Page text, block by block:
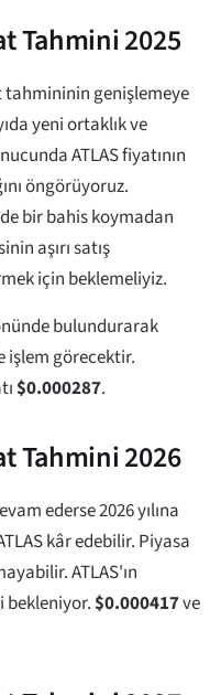
Tahmini 2025
tahmininin genişlemeye
yeni ortaklık ve
ATLAS fiyatının
öngörüyoruz.
bir bahis koymadan
aşırı satış
için beklemeliyiz.
bulundurarak
işlem görecektir.
$0.000287.
Tahmini 2026
ederse 2026 yılına
kâr edebilir. Piyasa
ATLAS'ın
$0.000417ve